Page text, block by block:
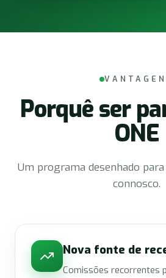
Porquê ser
ONE
Um programa desenhado
connosco.
Nova fonte de
Comissões recorrentes